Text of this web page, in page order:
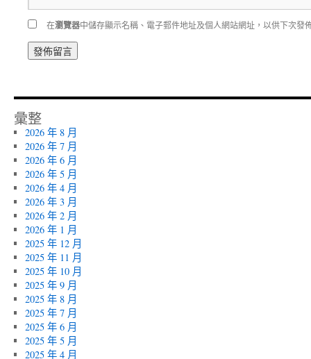
在瀏覽器中儲存顯示名稱、電子郵件地址及個人網站網址，以供下次發
彙整
2026 年 8 月
2026 年 7 月
2026 年 6 月
2026 年 5 月
2026 年 4 月
2026 年 3 月
2026 年 2 月
2026 年 1 月
2025 年 12 月
2025 年 11 月
2025 年 10 月
2025 年 9 月
2025 年 8 月
2025 年 7 月
2025 年 6 月
2025 年 5 月
2025 年 4 月